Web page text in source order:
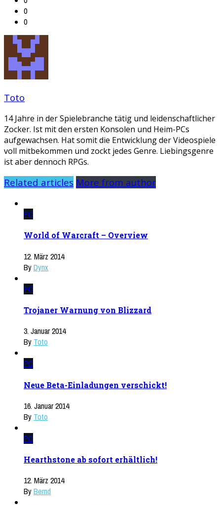
0
0
Toto
14 Jahre in der Spielebranche tätig und leidenschaftlicher
Zocker. Ist mit den ersten Konsolen und Heim-PCs
aufgewachsen. Hat somit die Entwicklung der Videospiele
voll mitbekommen und zockt jedes Genre. Liebingsgenre
ist aber dennoch RPGs.
Related articles More from author
PC
World of Warcraft – Overview
12. März 2014
ByDynx
PC
Trojaner Warnung von Blizzard
3. Januar 2014
By Toto
PC
Neue Beta-Einladungen verschickt!
16. Januar 2014
By Toto
PC
Hearthstone ab sofort erhältlich!
12. März 2014
ByBernd